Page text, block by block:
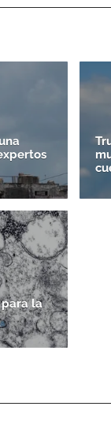
para la